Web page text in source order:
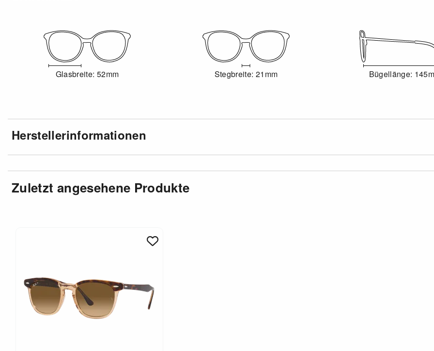
Glasbreite: 52mm Stegbreite: 21mm Bügellänge:
Herstellerinformationen
Zuletzt angesehene Produkte